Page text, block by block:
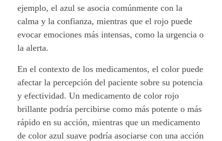
l
p
r
e
c
i
o
ejemplo, el azul se asocia comúnmente con la
calma y la confianza, mientras que el rojo puede
evocar emociones más intensas, como la urgencia o
la alerta.
En el contexto de los medicamentos, el color puede
afectar la percepción del paciente sobre su potencia
y efectividad. Un medicamento de color rojo
brillante podría percibirse como más potente o más
rápido en su acción, mientras que un medicamento
de color azul suave podría asociarse con una acción